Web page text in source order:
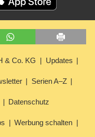
& Co. KG Updates
Serien A–Z
Datenschutz
Werbung schalten